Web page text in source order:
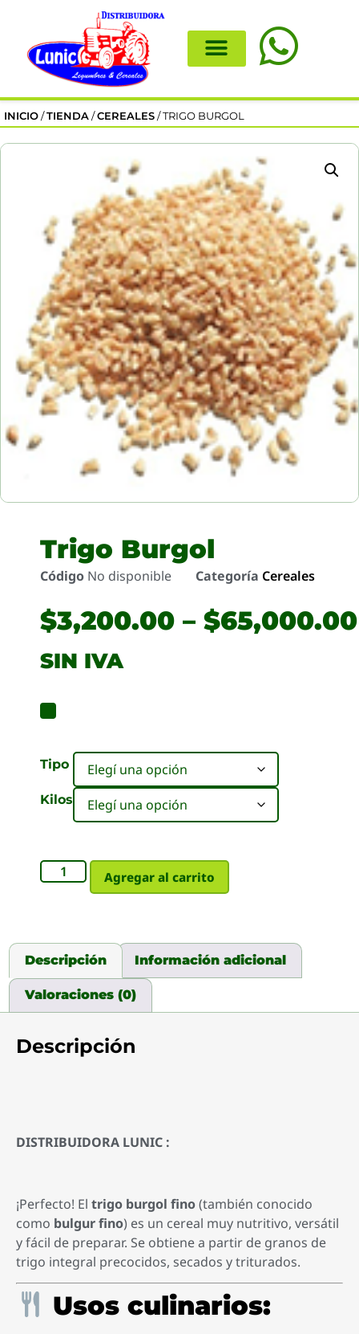
INICIO /TIENDA /CEREALES / TRIGO BURGOL
Trigo Burgol
Código No disponible Categoría Cereales
$3,200.00 – $65,000.00
SIN IVA
Tipo
Kilos
Agregar al carrito
Descripción Información adicional
Valoraciones (0)
Descripción
DISTRIBUIDORA LUNIC :
¡Perfecto! El trigo burgol fino(también conocido
como bulgur fino) es un cereal muy nutritivo, versátil
y fácil de preparar. Se obtiene a partir de granos de
trigo integral precocidos, secados y triturados.
Usos culinarios: